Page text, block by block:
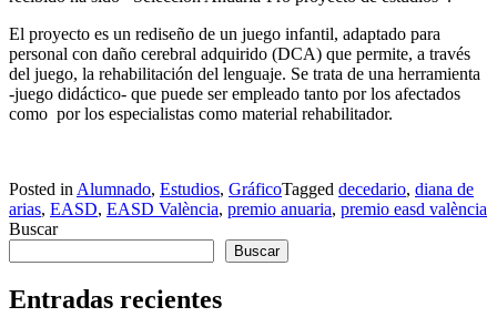
El proyecto es un rediseño de un juego infantil, adaptado para
personal con daño cerebral adquirido (DCA) que permite, a través
del juego, la rehabilitación del lenguaje. Se trata de una herramienta
-juego didáctico- que puede ser empleado tanto por los afectados
como por los especialistas como material rehabilitador.
Posted in Alumnado, Estudios, GráficoTagged decedario, diana de
arias, EASD, EASD València, premio anuaria, premio easd valència
Buscar
Buscar
Entradas recientes